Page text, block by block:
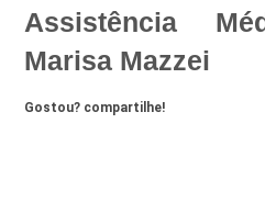
Assistência
Marisa Mazzei
Gostou? compartilhe!